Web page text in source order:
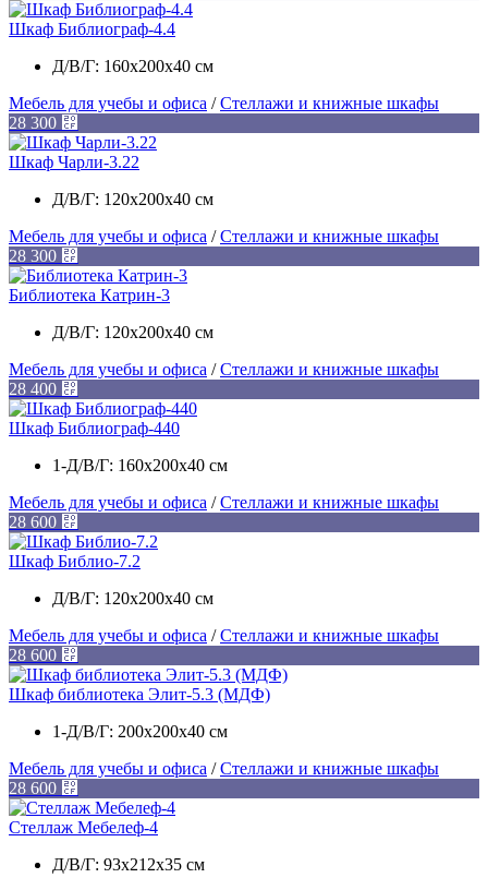
Шкаф Библиограф-4.4
Д/В/Г: 160х200х40 см
Мебель для учебы и офиса /Стеллажи и книжные шкафы
28 300 ⃏
Шкаф Чарли-3.22
Д/В/Г: 120х200х40 см
Мебель для учебы и офиса /Стеллажи и книжные шкафы
28 300 ⃏
Библиотека Катрин-3
Д/В/Г: 120х200х40 см
Мебель для учебы и офиса /Стеллажи и книжные шкафы
28 400 ⃏
Шкаф Библиограф-440
1-Д/В/Г: 160x200x40 см
Мебель для учебы и офиса /Стеллажи и книжные шкафы
28 600 ⃏
Шкаф Библио-7.2
Д/В/Г: 120х200х40 см
Мебель для учебы и офиса /Стеллажи и книжные шкафы
28 600 ⃏
Шкаф библиотека Элит-5.3 (МДФ)
1-Д/В/Г: 200x200x40 см
Мебель для учебы и офиса /Стеллажи и книжные шкафы
28 600 ⃏
Стеллаж Мебелеф-4
Д/В/Г: 93х212х35 см